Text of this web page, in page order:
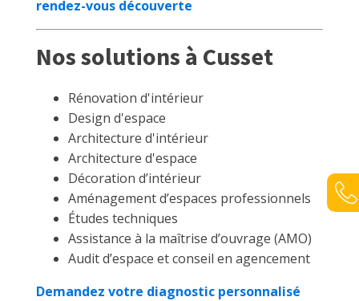
rendez-vous découverte
Nos solutions à Cusset
Rénovation d'intérieur
Design d'espace
Architecture d'intérieur
Architecture d'espace
Décoration d’intérieur
Aménagement d’espaces professionnels
Études techniques
Assistance à la maîtrise d’ouvrage (AMO)
Audit d’espace et conseil en agencement
Demandez votre diagnostic personnalisé